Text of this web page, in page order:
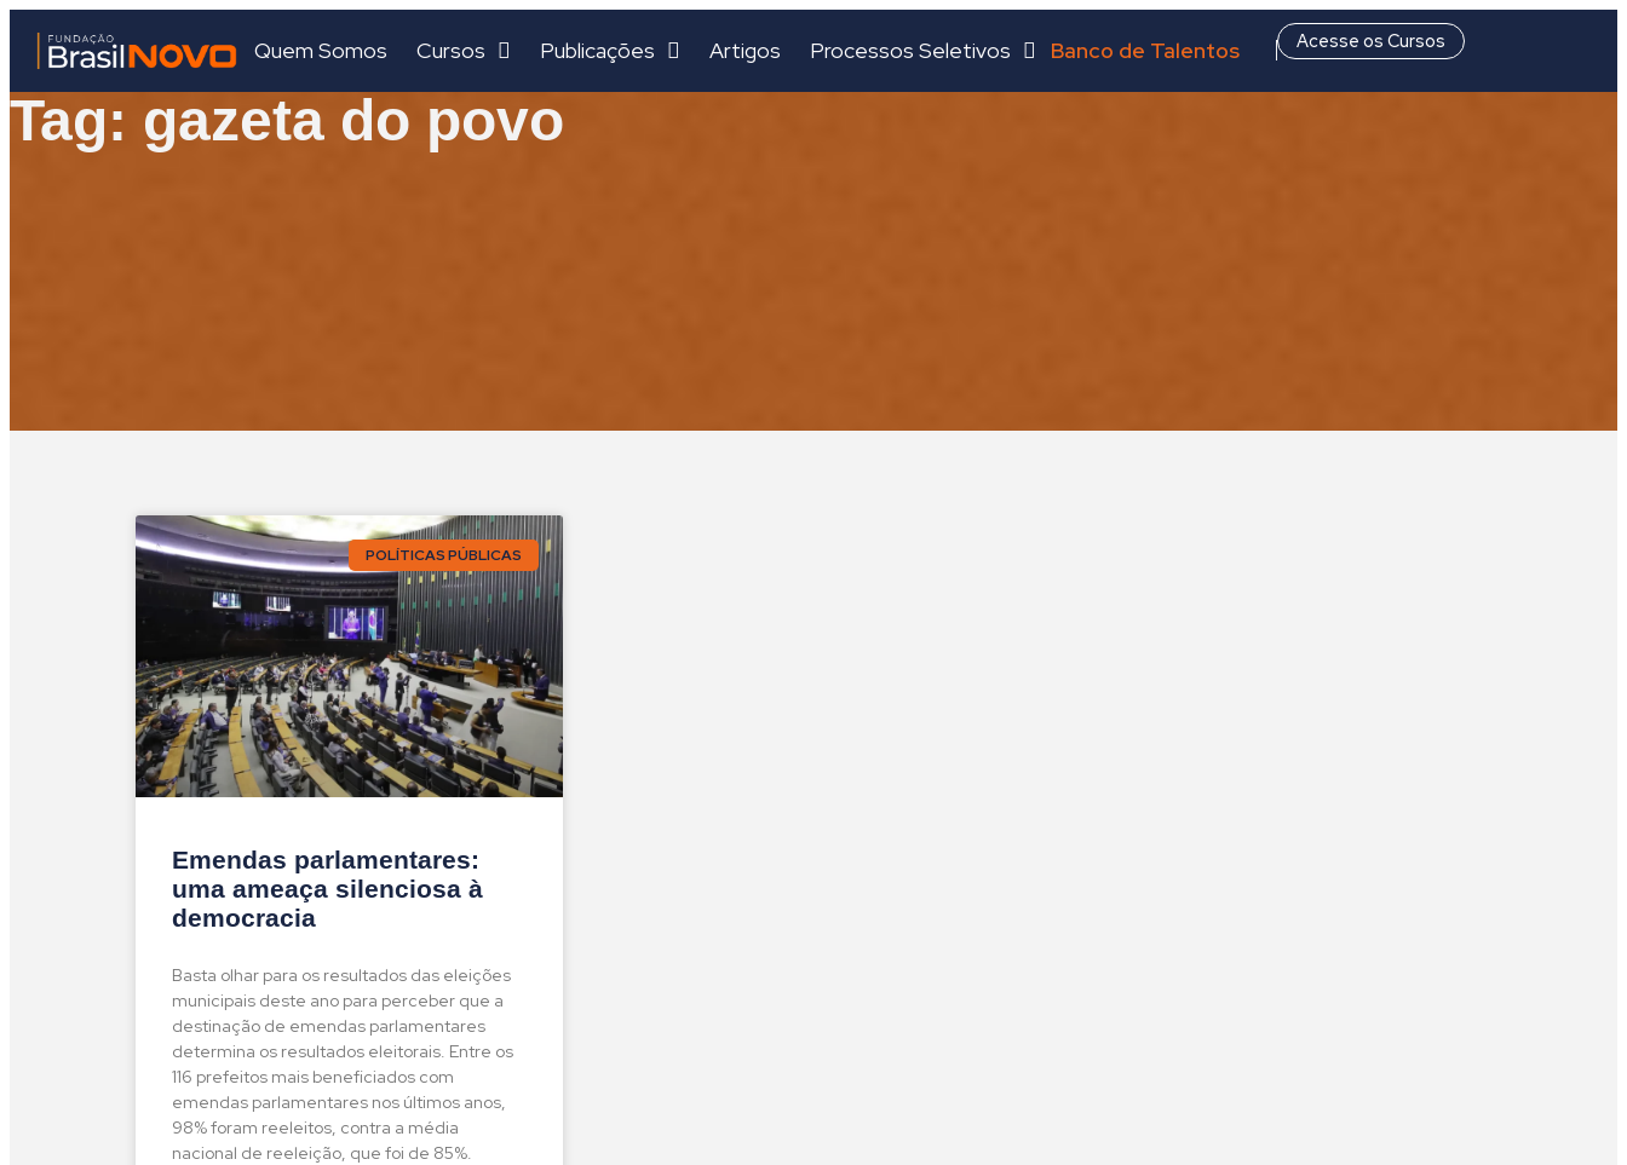
Quem Somos Cursos Publicações Artigos Processos Seletivos Banco de Talentos Acesse os Cursos
Tag: gazeta do povo
POLÍTICAS PÚBLICAS
Emendas parlamentares:
uma ameaça silenciosa à
democracia
Basta olhar para os resultados das eleições
municipais deste ano para perceber que a
destinação de emendas parlamentares
determina os resultados eleitorais. Entre os
116 prefeitos mais beneficiados com
emendas parlamentares nos últimos anos,
98% foram reeleitos, contra a média
nacional de reeleição, que foi de 85%.